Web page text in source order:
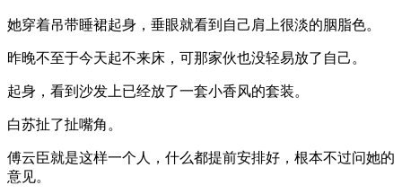
她穿着吊带睡裙起身，垂眼就看到自己肩上很淡的胭脂色。
昨晚不至于今天起不来床，可那家伙也没轻易放了自己。
起身，看到沙发上已经放了一套小香风的套装。
白苏扯了扯嘴角。
傅云臣就是这样一个人，什么都提前安排好，根本不过问她的
意见。